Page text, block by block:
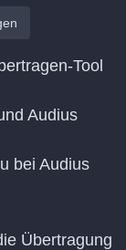
Tool
Audius
bei Audius
Übertragung